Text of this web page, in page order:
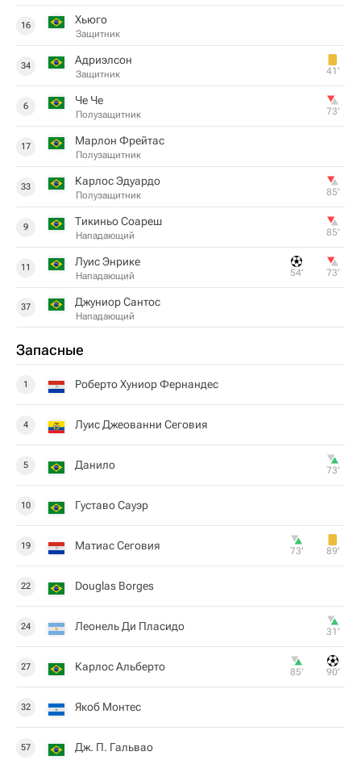
16 Хьюго
Защитник
34 Адриэлсон
Защитник 41‎’‎
6 Че Че
Полузащитник 73‎’‎
17 Марлон Фрейтас
Полузащитник
33 Карлос Эдуардо
Полузащитник 85‎’‎
9 Тикиньо Соареш
Нападающий 85‎’‎
11 Луис Энрике
Нападающий 54‎’‎ 73‎’‎
37 Джуниор Сантос
Нападающий
Запасные
1 Роберто Хуниор Фернандес
4 Луис Джеованни Сеговия
5 Данило 73‎’‎
10 Густаво Сауэр
19 Матиас Сеговия 73‎’‎ 89‎’‎
22 Douglas Borges
24 Леонель Ди Пласидо 31‎’‎
27 Карлос Альберто 85‎’‎ 90‎’‎
32 Якоб Монтес
57 Дж. П. Гальвао